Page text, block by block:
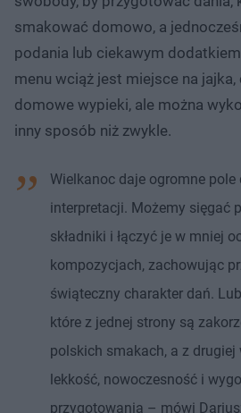
smakować domowo, a
podania lub ciekawym
menu wciąż jest miejsce na jajka,
domowe wypieki, ale można
inny sposób niż zwykle.
Wielkanoc daje ogromne
interpretacji. Możemy sięgać
składniki i łączyć je w mniej
kompozycjach, zachowując
świąteczny charakter dań.
które z jednej strony są
polskich smakach, a z drugiej
lekkość, nowoczesność i
przygotowania – mówi